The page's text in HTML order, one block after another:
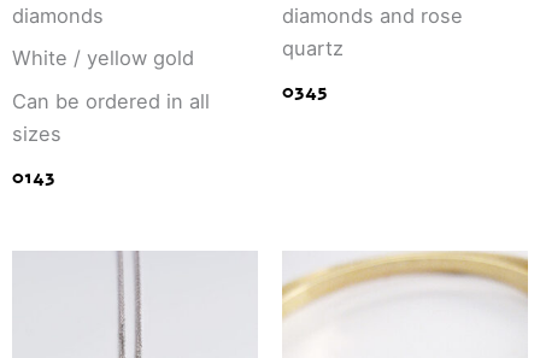
diamonds
White / yellow gold
Can be ordered in all
sizes
0143
diamonds and rose
quartz
0345